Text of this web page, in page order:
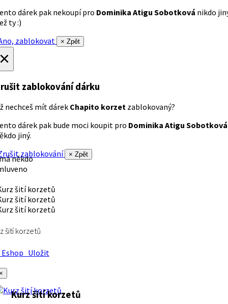
dárek pak nekoupí pro Dominika Atigu Sobotková nikdo
ty :)
zablokovat
× Zpět
zablokování dárku
nechceš mít dárek Chapito korzet zablokovaný?
dárek pak bude moci koupit pro Dominika Atigu Sobotková
jiný.
zablokování
× Zpět
někdo
šití korzetů
Uložit
Kurz šití korzetů